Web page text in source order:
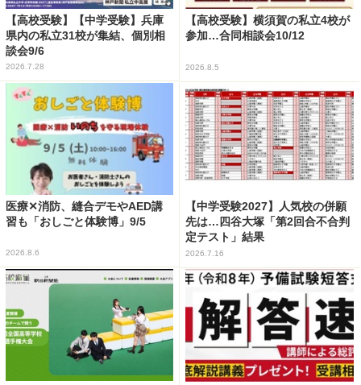
【高校受験】【中学受験】兵庫
県内の私立31校が集結、個別相
談会9/6
2026.7.28
【高校受験】横須賀の私立4校が
参加…合同相談会10/12
2026.8.5
医療✕消防、縫合デモやAED講
習も「おしごと体験博」9/5
2026.8.6
【中学受験2027】人気校の併願
先は…四谷大塚「第2回合不合判
定テスト」結果
2026.7.16